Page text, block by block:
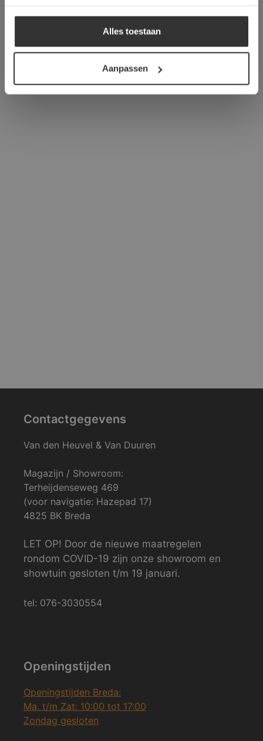
Alles toestaan
Aanpassen
Contactgegevens
Van den Heuvel & Van Duuren
Magazijn / Showroom:
Terheijdenseweg 469
(voor navigatie: Hazepad 17)
4825 BK Breda
LET OP! Door de nieuwe maatregelen
rondom COVID-19 zijn onze showroom en
showtuin gesloten t/m 19 januari.
tel: 076-3030554
Openingstijden
Openingstijden Breda:
Ma. t/m Zat: 10:00 tot 17:00
Zondag gesloten
ALLES AFWIJZEN
DETAILS WEERGEVEN